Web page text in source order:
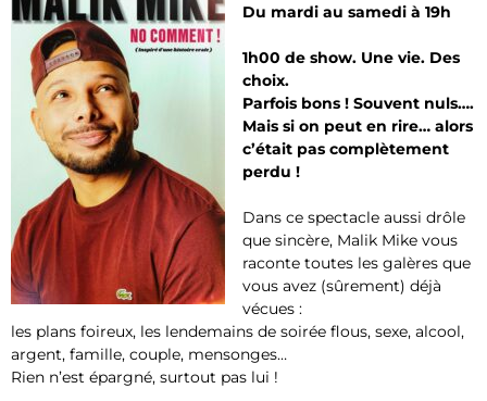
Du mardi au samedi à 19h
1h00 de show. Une vie. Des
choix.
Parfois bons ! Souvent nuls….
Mais si on peut en rire… alors
c’était pas complètement
perdu !
Dans ce spectacle aussi drôle
que sincère, Malik Mike vous
raconte toutes les galères que
vous avez (sûrement) déjà
vécues :
les plans foireux, les lendemains de soirée flous, sexe, alcool,
argent, famille, couple, mensonges…
Rien n’est épargné, surtout pas lui !